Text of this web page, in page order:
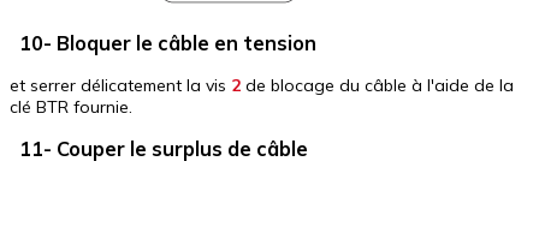
10- Bloquer le câble en tension
et serrer délicatement la vis 2 de blocage du câble à l'aide de la
clé BTR fournie.
11- Couper le surplus de câble